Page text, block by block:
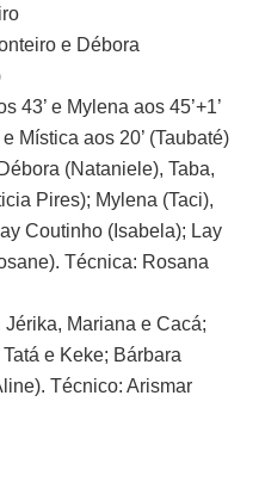
e Débora
43’ e Mylena aos 45’+1’
Mística aos 20’ (Taubaté)
(Nataniele), Taba,
Pires); Mylena (Taci),
Coutinho (Isabela); Lay
Técnica: Rosana
Mariana e Cacá;
e Keke; Bárbara
Técnico: Arismar